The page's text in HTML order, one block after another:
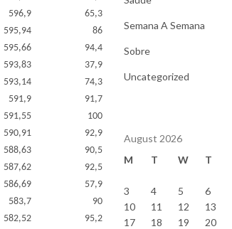
596,9
65,3
595,94
86
595,66
94,4
593,83
37,9
593,14
74,3
591,9
91,7
591,55
100
590,91
92,9
588,63
90,5
587,62
92,5
586,69
57,9
583,7
90
582,52
95,2
Semana A Semana
Sobre
Uncategorized
August 2026
M
T W T
3
4 5 6
10
11 12 13
17
18 19 20